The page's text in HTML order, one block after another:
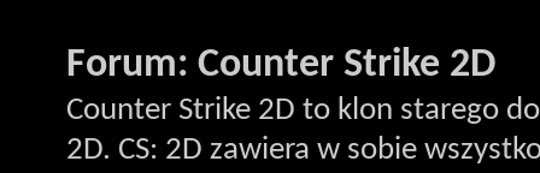
Forum: Counter Strike 2D
Counter Strike 2D to klon starego
2D. CS: 2D zawiera w sobie